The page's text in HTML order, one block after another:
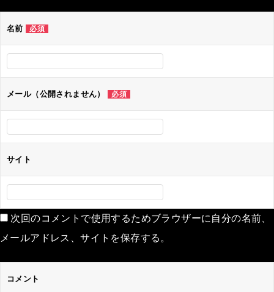
名前 必須
メール（公開されません） 必須
サイト
次回のコメントで使用するためブラウザーに自分の名前、
メールアドレス、サイトを保存する。
コメント